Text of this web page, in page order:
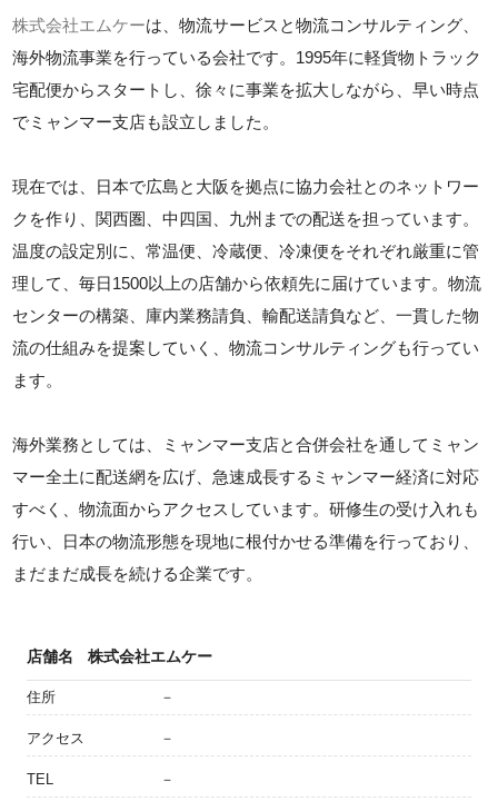
株式会社エムケーは、物流サービスと物流コンサルティング、
海外物流事業を行っている会社です。1995年に軽貨物トラック
宅配便からスタートし、徐々に事業を拡大しながら、早い時点
でミャンマー支店も設立しました。
現在では、日本で広島と大阪を拠点に協力会社とのネットワー
クを作り、関西圏、中四国、九州までの配送を担っています。
温度の設定別に、常温便、冷蔵便、冷凍便をそれぞれ厳重に管
理して、毎日1500以上の店舗から依頼先に届けています。物流
センターの構築、庫内業務請負、輸配送請負など、一貫した物
流の仕組みを提案していく、物流コンサルティングも行ってい
ます。
海外業務としては、ミャンマー支店と合併会社を通してミャン
マー全土に配送網を広げ、急速成長するミャンマー経済に対応
すべく、物流面からアクセスしています。研修生の受け入れも
行い、日本の物流形態を現地に根付かせる準備を行っており、
まだまだ成長を続ける企業です。
店舗名 株式会社エムケー
住所 －
アクセス －
TEL －